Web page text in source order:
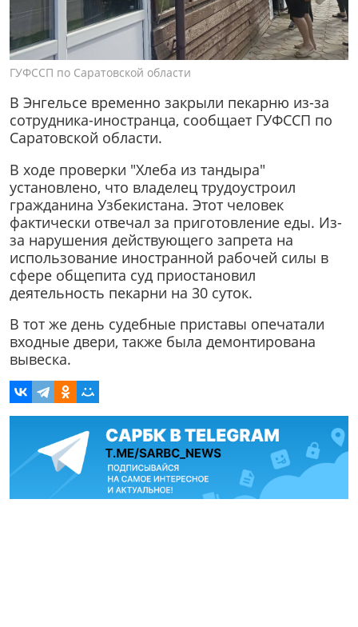
ГУФССП по Саратовской области
В Энгельсе временно закрыли пекарню из-за
сотрудника-иностранца, сообщает ГУФССП по
Саратовской области.
В ходе проверки "Хлеба из тандыра"
установлено, что владелец трудоустроил
гражданина Узбекистана. Этот человек
фактически отвечал за приготовление еды. Из-
за нарушения действующего запрета на
использование иностранной рабочей силы в
сфере общепита суд приостановил
деятельность пекарни на 30 суток.
В тот же день судебные приставы опечатали
входные двери, также была демонтирована
вывеска.